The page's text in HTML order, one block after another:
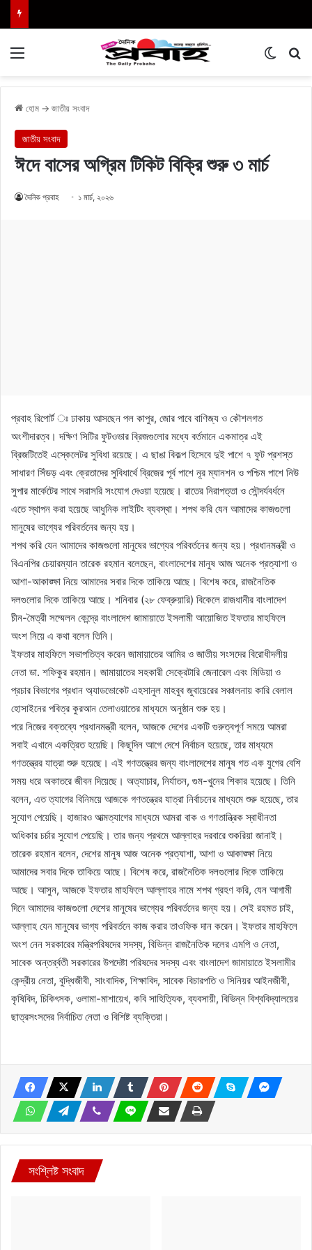
হোম → জাতীয় সংবাদ
জাতীয় সংবাদ
ঈদে বাসের অগ্রিম টিকিট বিক্রি শুরু ৩ মার্চ
দৈনিক প্রবাহ ১ মার্চ, ২০২৬
প্রবাহ রিপোর্ট ঃ ঢাকায় আসছেন পল কাপুর, জোর পাবে বাণিজ্য ও কৌশলগত
অংশীদারত্ব। দক্ষিণ সিটির ফুটওভার ব্রিজগুলোর মধ্যে বর্তমানে একমাত্র এই
ব্রিজটিতেই এস্কেলেটর সুবিধা রয়েছে। এ ছাঙা বিকল্প হিসেবে দুই পাশে ৭ ফুট প্রশস্ত
সাধারণ সিঁডড় এবং ক্রেতাদের সুবিধার্থে ব্রিজের পূর্ব পাশে নূর ম্যানশন ও পশ্চিম পাশে নিউ
সুপার মার্কেটের সাথে সরাসরি সংযোগ দেওয়া হয়েছে। রাতের নিরাপত্তা ও সৌন্দর্যবর্ধনে
এতে স্থাপন করা হয়েছে আধুনিক লাইটিং ব্যবস্থা। শপথ করি যেন আমাদের কাজগুলো
মানুষের ভাগ্যের পরিবর্তনের জন্য হয়।
শপথ করি যেন আমাদের কাজগুলো মানুষের ভাগ্যের পরিবর্তনের জন্য হয়। প্রধানমন্ত্রী ও
বিএনপির চেয়ারম্যান তারেক রহমান বলেছেন, বাংলাদেশের মানুষ আজ অনেক প্রত্যাশা ও
আশা-আকাঙ্ক্ষা নিয়ে আমাদের সবার দিকে তাকিয়ে আছে। বিশেষ করে, রাজনৈতিক
দলগুলোর দিকে তাকিয়ে আছে। শনিবার (২৮ ফেব্রুয়ারি) বিকেলে রাজধানীর বাংলাদেশ
চীন-মৈত্রী সম্মেলন কেন্দ্রে বাংলাদেশ জামায়াতে ইসলামী আয়োজিত ইফতার মাহফিলে
অংশ নিয়ে এ কথা বলেন তিনি।
ইফতার মাহফিলে সভাপতিত্ব করেন জামায়াতের আমির ও জাতীয় সংসদের বিরোধীদলীয়
নেতা ডা. শফিকুর রহমান। জামায়াতের সহকারী সেক্রেটারি জেনারেল এবং মিডিয়া ও
প্রচার বিভাগের প্রধান অ্যাডভোকেট এহসানুল মাহবুব জুবায়েরের সঞ্চালনায় কারি বেলাল
হোসাইনের পবিত্র কুরআন তেলাওয়াতের মাধ্যমে অনুষ্ঠান শুরু হয়।
পরে নিজের বক্তব্যে প্রধানমন্ত্রী বলেন, আজকে দেশের একটি গুরুত্বপূর্ণ সময়ে আমরা
সবাই এখানে একত্রিত হয়েছি। কিছুদিন আগে দেশে নির্বাচন হয়েছে, তার মাধ্যমে
গণতন্ত্রের যাত্রা শুরু হয়েছে। এই গণতন্ত্রের জন্য বাংলাদেশের মানুষ গত এক যুগের বেশি
সময় ধরে অকাতরে জীবন দিয়েছে। অত্যাচার, নির্যাতন, গুম-খুনের শিকার হয়েছে। তিনি
বলেন, এত ত্যাগের বিনিময়ে আজকে গণতন্ত্রের যাত্রা নির্বাচনের মাধ্যমে শুরু হয়েছে, তার
সুযোগ পেয়েছি। হাজারও আত্মত্যাগের মাধ্যমে আমরা বাক ও গণতান্ত্রিক স্বাধীনতা
অধিকার চর্চার সুযোগ পেয়েছি। তার জন্য প্রথমে আল্লাহর দরবারে শুকরিয়া জানাই।
তারেক রহমান বলেন, দেশের মানুষ আজ অনেক প্রত্যাশা, আশা ও আকাঙ্ক্ষা নিয়ে
আমাদের সবার দিকে তাকিয়ে আছে। বিশেষ করে, রাজনৈতিক দলগুলোর দিকে তাকিয়ে
আছে। আসুন, আজকে ইফতার মাহফিলে আল্লাহর নামে শপথ গ্রহণ করি, যেন আগামী
দিনে আমাদের কাজগুলো দেশের মানুষের ভাগ্যের পরিবর্তনের জন্য হয়। সেই রহমত চাই,
আল্লাহ যেন মানুষের ভাগ্য পরিবর্তনে কাজ করার তাওফিক দান করেন। ইফতার মাহফিলে
অংশ নেন সরকারের মন্ত্রিপরিষদের সদস্য, বিভিন্ন রাজনৈতিক দলের এমপি ও নেতা,
সাবেক অন্তর্র্বতী সরকারের উপদেষ্টা পরিষদের সদস্য এবং বাংলাদেশ জামায়াতে ইসলামীর
কেন্দ্রীয় নেতা, বুদ্ধিজীবী, সাংবাদিক, শিক্ষাবিদ, সাবেক বিচারপতি ও সিনিয়র আইনজীবী,
কৃষিবিদ, চিকিৎসক, ওলামা-মাশায়েখ, কবি সাহিত্যিক, ব্যবসায়ী, বিভিন্ন বিশ্ববিদ্যালয়ের
ছাত্রসংসদের নির্বাচিত নেতা ও বিশিষ্ট ব্যক্তিরা।
সংশ্লিষ্ট সংবাদ